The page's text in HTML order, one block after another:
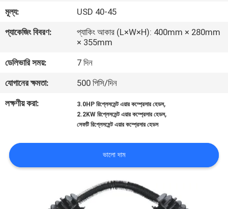
গুণমান
নিয়ন্ত্রণ
আমাদের
সাথে
যোগাযোগ
মামলা
মূল্য:
USD 40-45
প্যাকেজিং বিবরণ:
প্যাকিং আকার (L×W×H): 400mm × 280mm
× 355mm
ডেলিভারি সময়:
7 দিন
যোগানের ক্ষমতা:
500 পিসি/দিন
লক্ষণীয় করা:
3.0HP রিপ্লেসমেন্ট এয়ার কম্প্রেসার হেডস,
2.2KW রিপ্লেসমেন্ট এয়ার কম্প্রেসার হেডস,
সেফটি রিপ্লেসমেন্ট এয়ার কম্প্রেসার হেডস
ভালো দাম